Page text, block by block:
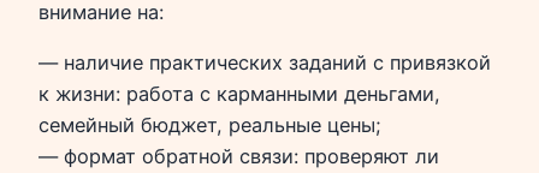
внимание на:
— наличие практических заданий с привязкой
к жизни: работа с карманными деньгами,
семейный бюджет, реальные цены;
— формат обратной связи: проверяют ли